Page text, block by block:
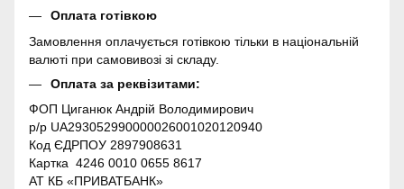
Оплата готівкою
Замовлення оплачується готівкою тільки в національній
валюті при самовивозі зі складу.
Оплата за реквізитами:
ФОП Циганюк Андрій Володимирович
р/р UA293052990000026001020120940
Код ЄДРПОУ 2897908631
Картка 4246 0010 0655 8617
АТ КБ «ПРИВАТБАНК»